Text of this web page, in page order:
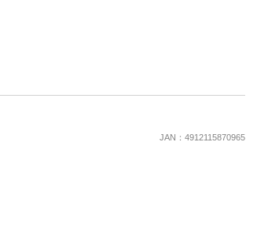
JAN：4912115870965